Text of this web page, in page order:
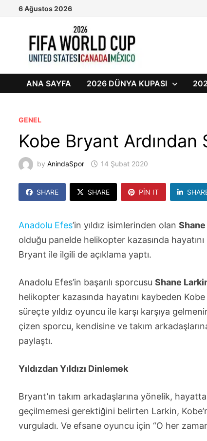
6 Ağustos 2026
ANA SAYFA 2026 DÜNYA KUPASI
GENEL
Kobe Bryant Ardından
byAnindaSpor 14 Şubat 2020
SHARE SHARE PIN IT
Anadolu Efes’in yıldız isimlerinden olan
olduğu panelde helikopter kazasında
Bryant ile ilgili de açıklama yaptı.
Anadolu Efes’in başarılı sporcusuShane
helikopter kazasında hayatını kaybeden
süreçte yıldız oyuncu ile karşı karşıya
çizen sporcu, kendisine ve takım
paylaştı.
Yıldızdan Yıldızı Dinlemek
Bryant’ın takım arkadaşlarına yönelik,
geçilmemesi gerektiğini belirten Larkin,
vurguladı. Ve efsane oyuncu için “O her